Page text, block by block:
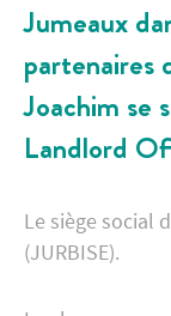
Jumeaux
partenaires
Joachim se
Landlord
Le siège social
(JURBISE).